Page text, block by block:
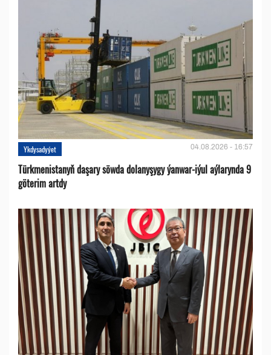
Ykdysadyýet 04.08.2026 - 16:57
Türkmenistanyň daşary söwda dolanyşygy ýanwar-iýul aýlarynda 9
göterim artdy